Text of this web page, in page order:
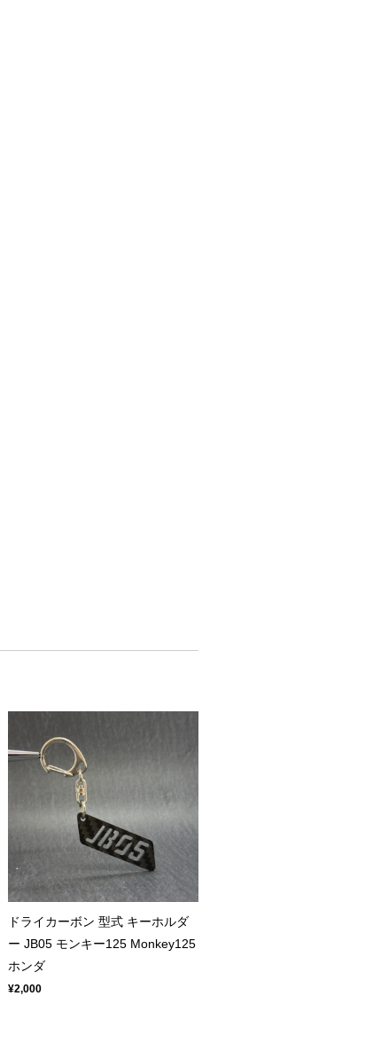
ドライカーボン 型式 キーホルダ
ー JB05 モンキー125 Monkey125
ホンダ
¥2,000